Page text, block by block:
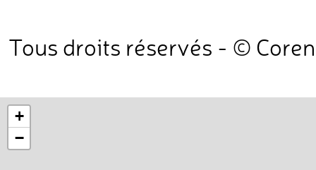
Tous droits réservés - ©
+
−